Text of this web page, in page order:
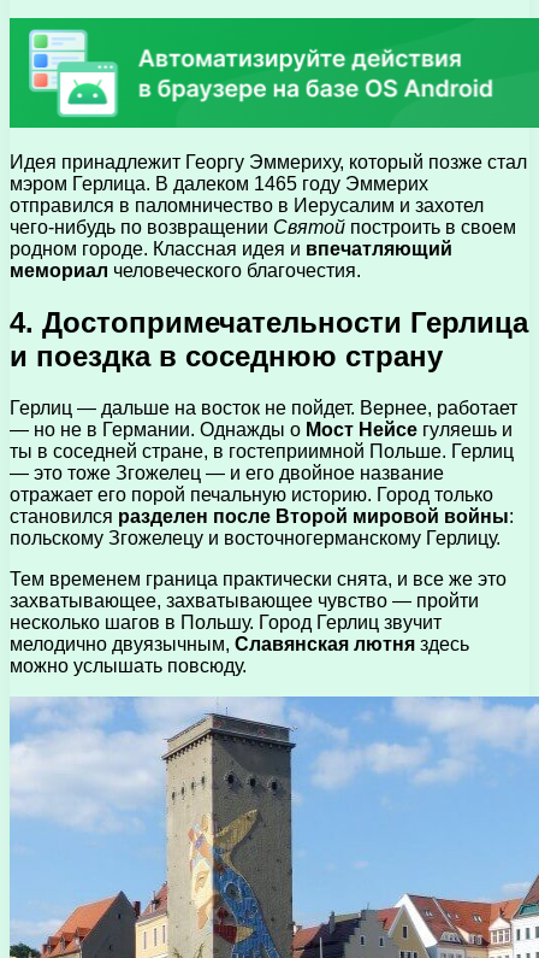
Идея принадлежит Георгу Эммериху, который позже стал
мэром Герлица. В далеком 1465 году Эммерих
отправился в паломничество в Иерусалим и захотел
чего-нибудь по возвращении Святой построить в своем
родном городе. Классная идея и впечатляющий
мемориал человеческого благочестия.
4. Достопримечательности Герлица
и поездка в соседнюю страну
Герлиц — дальше на восток не пойдет. Вернее, работает
— но не в Германии. Однажды о Мост Нейсе гуляешь и
ты в соседней стране, в гостеприимной Польше. Герлиц
— это тоже Згожелец — и его двойное название
отражает его порой печальную историю. Город только
становился разделен после Второй мировой войны:
польскому Згожелецу и восточногерманскому Герлицу.
Тем временем граница практически снята, и все же это
захватывающее, захватывающее чувство — пройти
несколько шагов в Польшу. Город Герлиц звучит
мелодично двуязычным, Славянская лютня здесь
можно услышать повсюду.